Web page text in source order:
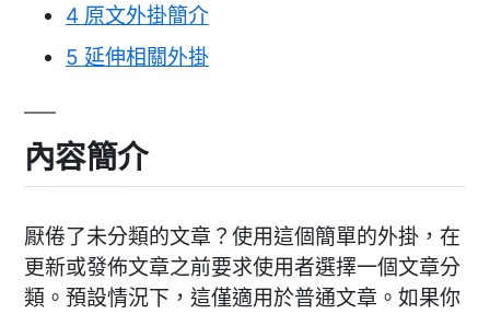
4 原文外掛簡介
5 延伸相關外掛
內容簡介
厭倦了未分類的文章？使用這個簡單的外掛，在
更新或發佈文章之前要求使用者選擇一個文章分
類。預設情況下，這僅適用於普通文章。如果你